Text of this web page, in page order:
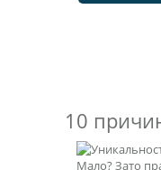
10
Мало? Зато